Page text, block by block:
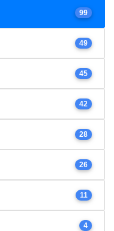
99
49
45
42
28
26
11
4